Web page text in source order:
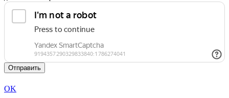
Отправить
OK